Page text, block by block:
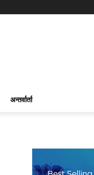
अन्तर्वार्ता